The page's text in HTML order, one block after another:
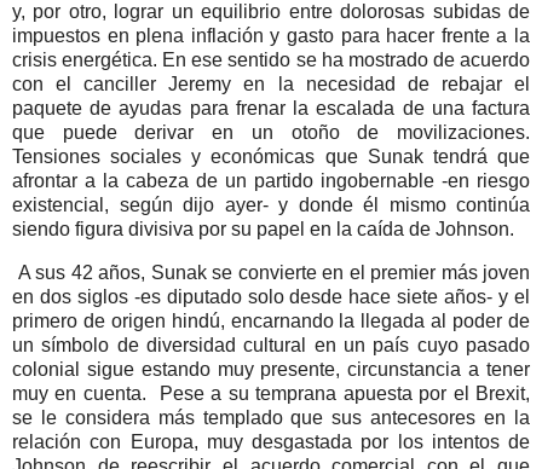
y, por otro, lograr un equilibrio entre dolorosas subidas de
impuestos en plena inflación y gasto para hacer frente a la
crisis energética. En ese sentido se ha mostrado de acuerdo
con el canciller Jeremy en la necesidad de rebajar el
paquete de ayudas para frenar la escalada de una factura
que puede derivar en un otoño de movilizaciones.
Tensiones sociales y económicas que Sunak tendrá que
afrontar a la cabeza de un partido ingobernable -en riesgo
existencial, según dijo ayer- y donde él mismo continúa
siendo figura divisiva por su papel en la caída de Johnson.
A sus 42 años, Sunak se convierte en el premier más joven
en dos siglos -es diputado solo desde hace siete años- y el
primero de origen hindú, encarnando la llegada al poder de
un símbolo de diversidad cultural en un país cuyo pasado
colonial sigue estando muy presente, circunstancia a tener
muy en cuenta.
Pese a su temprana apuesta por el Brexit,
se le considera más templado que sus antecesores en la
relación con Europa, muy desgastada por los intentos de